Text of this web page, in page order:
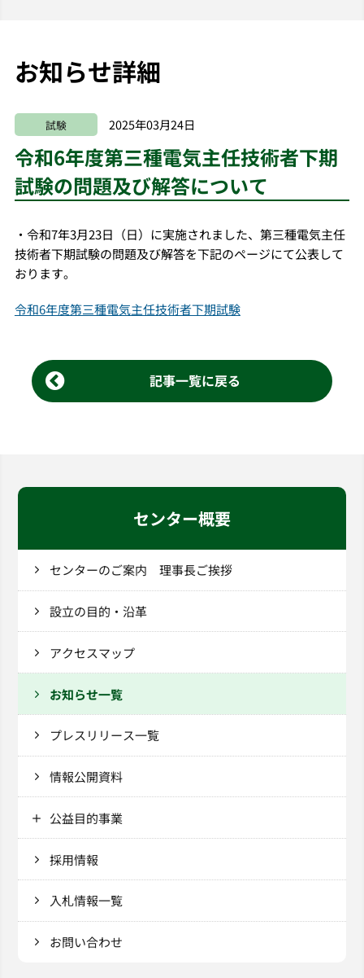
お知らせ詳細
試験 2025年03月24日
令和6年度第三種電気主任技術者下期
試験の問題及び解答について
・令和7年3月23日（日）に実施されました、第三種電気主任
技術者下期試験の問題及び解答を下記のページにて公表して
おります。
令和6年度第三種電気主任技術者下期試験
記事一覧に戻る
センター概要
センターのご案内 理事長ご挨拶
設立の目的・沿革
アクセスマップ
お知らせ一覧
プレスリリース一覧
情報公開資料
公益目的事業
採用情報
入札情報一覧
お問い合わせ